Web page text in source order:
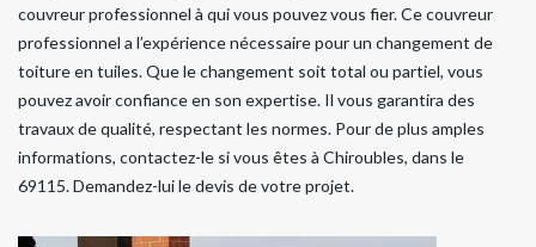
couvreur professionnel à qui vous pouvez vous fier. Ce couvreur
professionnel a l’expérience nécessaire pour un changement de
toiture en tuiles. Que le changement soit total ou partiel, vous
pouvez avoir confiance en son expertise. Il vous garantira des
travaux de qualité, respectant les normes. Pour de plus amples
informations, contactez-le si vous êtes à Chiroubles, dans le
69115. Demandez-lui le devis de votre projet.